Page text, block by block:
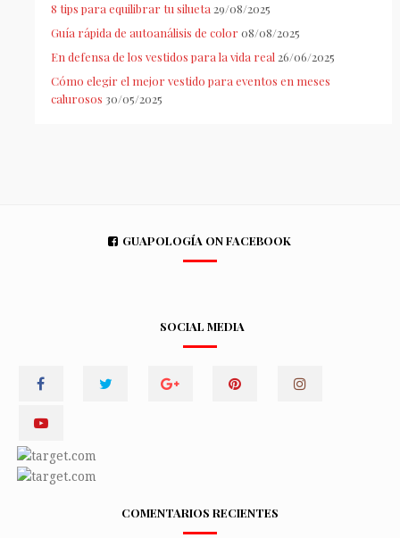
8 tips para equilibrar tu silueta 29/08/2025
Guía rápida de autoanálisis de color 08/08/2025
En defensa de los vestidos para la vida real 26/06/2025
Cómo elegir el mejor vestido para eventos en meses
calurosos 30/05/2025
GUAPOLOGÍA ON FACEBOOK
SOCIAL MEDIA
COMENTARIOS RECIENTES